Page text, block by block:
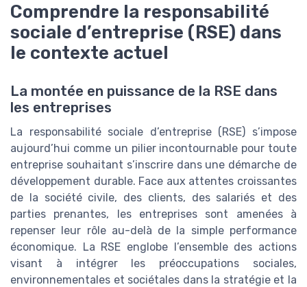
Comprendre la responsabilité
sociale d’entreprise (RSE) dans
le contexte actuel
La montée en puissance de la RSE dans
les entreprises
La responsabilité sociale d’entreprise (RSE) s’impose
aujourd’hui comme un pilier incontournable pour toute
entreprise souhaitant s’inscrire dans une démarche de
développement durable. Face aux attentes croissantes
de la société civile, des clients, des salariés et des
parties prenantes, les entreprises sont amenées à
repenser leur rôle au-delà de la simple performance
économique. La RSE englobe l’ensemble des actions
visant à intégrer les préoccupations sociales,
environnementales et sociétales dans la stratégie et la